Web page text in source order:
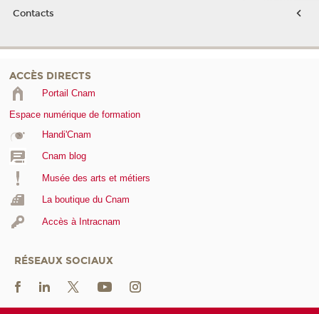
Contacts
ACCÈS DIRECTS
Portail Cnam
Espace numérique de formation
Handi'Cnam
Cnam blog
Musée des arts et métiers
La boutique du Cnam
Accès à Intracnam
RÉSEAUX SOCIAUX